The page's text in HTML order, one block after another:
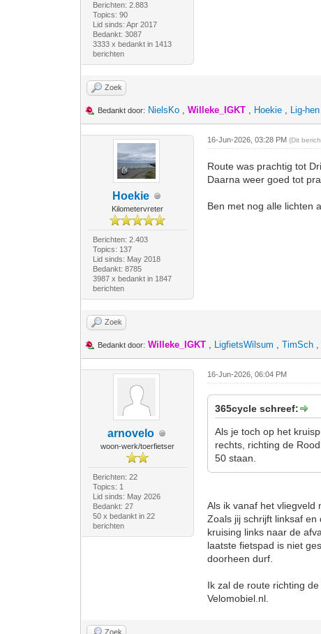
Berichten: 2.883
Topics: 90
Lid sinds: Apr 2017
Bedankt: 3087
3333 x bedankt in 1413
berichten
Zoek
Bedankt door: NielsKo ,Willeke_IGKT , Hoekie , Lig-hen
Hoekie
Kilometervreter
Berichten: 2.403
Topics: 137
Lid sinds: May 2018
Bedankt: 8785
3987 x bedankt in 1847
berichten
16-Jun-2026, 03:28 PM(Dit
Route was prachtig tot
Daarna weer goed tot
Ben met nog alle lichten
Zoek
Bedankt door: Willeke_IGKT , LigfietsWilsum ,TimSch ,
arnovelo
woon-werk/toerfietser
Berichten: 22
Topics: 1
Lid sinds: May 2026
Bedankt: 27
50 x bedankt in 22
berichten
16-Jun-2026, 06:04 PM
365cycle schreef:
Als je toch op het
rechts, richting de
50 staan.
Als ik vanaf het vliegveld
Zoals jij schrijft linksaf
kruising links naar de
laatste fietspad is niet
doorheen durf.
Ik zal de route richting
Velomobiel.nl.
Zoek